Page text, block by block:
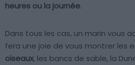
heures ou la journée.
Dans tous les cas, un marin vous
fera une joie de vous montrer les
oiseaux, les bancs de sable, la